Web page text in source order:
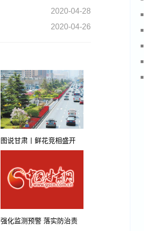
2020-04-28
2020-04-26
图说甘肃丨鲜花竞相盛开
强化监测预警 落实防治责